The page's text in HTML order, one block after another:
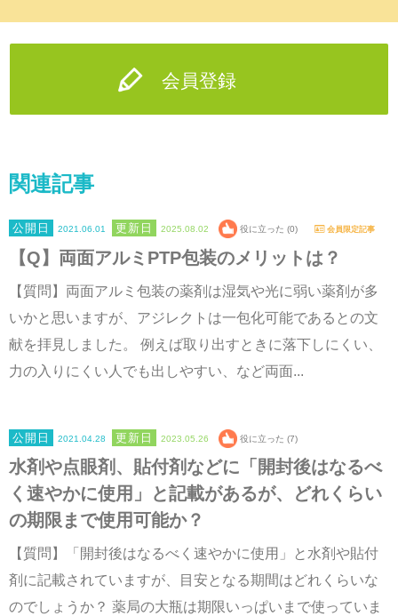
会員登録
関連記事
2021.06.01 2025.08.02 役に立った (0) 会員限定記事
【Q】両面アルミPTP包装のメリットは？
【質問】両面アルミ包装の薬剤は湿気や光に弱い薬剤が多
いかと思いますが、アジレクトは一包化可能であるとの文
献を拝見しました。 例えば取り出すときに落下しにくい、
力の入りにくい人でも出しやすい、など両面...
2021.04.28 2023.05.26 役に立った (7)
水剤や点眼剤、貼付剤などに「開封後はなるべ
く速やかに使用」と記載があるが、どれくらい
の期限まで使用可能か？
【質問】「開封後はなるべく速やかに使用」と水剤や貼付
剤に記載されていますが、目安となる期間はどれくらいな
のでしょうか？ 薬局の大瓶は期限いっぱいまで使っていま